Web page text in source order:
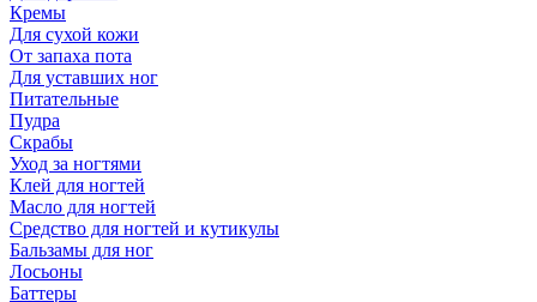
Кремы
Для сухой кожи
От запаха пота
Для уставших ног
Питательные
Пудра
Скрабы
Уход за ногтями
Клей для ногтей
Масло для ногтей
Средство для ногтей и кутикулы
Бальзамы для ног
Лосьоны
Баттеры